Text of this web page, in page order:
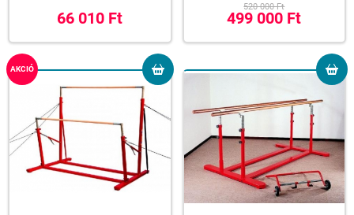
66 010 Ft
520 000 Ft
499 000 Ft
AKCIÓ